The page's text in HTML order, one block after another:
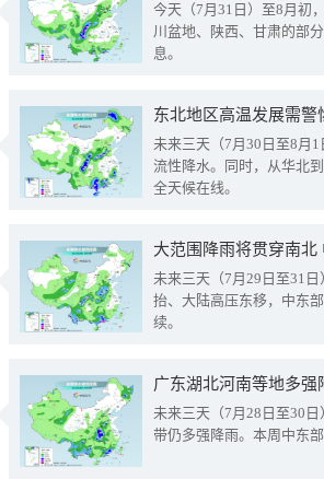
今天（7月31日）至8月初
川盆地、陕西、甘肃的部
息。
东北地区高温发展需
未来三天（7月30日至8月
流性降水。同时，从华北
全天候在线。
大范围降雨将贯穿南
未来三天（7月29日至31
抬、大陆高压东移，中东
续。
广东湖北河南等地多
未来三天（7月28日至30
带仍多强降雨。本周中东